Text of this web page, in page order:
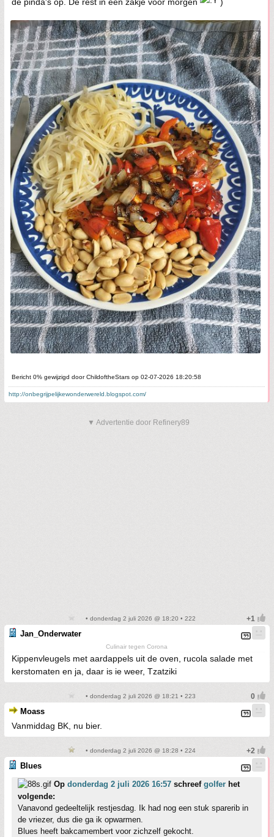
Bericht 0% gewijzigd door ChildoftheStars op 02-07-2026 18:20:58
http://onbegrijpelijkewonderwereld.blogspot.com/
▼ Advertentie door Refinery89
• donderdag 2 juli 2026 @ 18:20 • 222
Jan_Onderwater
Culinair tegen Corona
Kippenvleugels met aardappels uit de oven, rucola salade met
kerstomaten en ja, daar is ie weer, Tzatziki
• donderdag 2 juli 2026 @ 18:21 • 223
Moass
Vanmiddag BK, nu bier.
• donderdag 2 juli 2026 @ 18:28 • 224
Blues
Op donderdag 2 juli 2026 16:57 schreef golfer het
volgende:
Vanavond gedeeltelijk restjesdag. Ik had nog een stuk sparerib in
de vriezer, dus die ga ik opwarmen.
Blues heeft bakcamembert voor zichzelf gekocht.